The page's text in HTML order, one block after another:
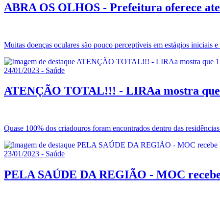
ABRA OS OLHOS - Prefeitura oferece
Muitas doenças oculares são pouco perceptíveis em estágios iniciais
24/01/2023 - Saúde
ATENÇÃO TOTAL!!! - LIRAa mostra que
Quase 100% dos criadouros foram encontrados dentro das
23/01/2023 - Saúde
PELA SAÚDE DA REGIÃO - MOC